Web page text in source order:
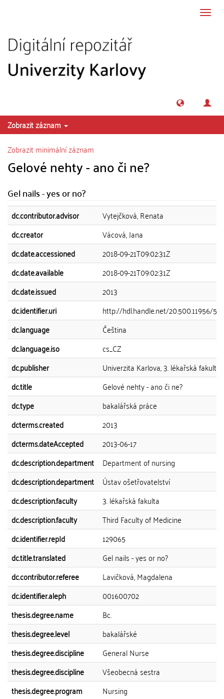
Zobrazit záznam
Zobrazit minimální záznam
Gelové nehty - ano či ne?
Gel nails - yes or no?
dc.contributor.advisor
Vytejčková, Renata
dc.creator
Vácová, Jana
dc.date.accessioned
2018-09-21T09:02:31Z
dc.date.available
2018-09-21T09:02:31Z
dc.date.issued
2013
dc.identifier.uri
http://hdl.handle.net/20.500.11956/
dc.language
Čeština
dc.language.iso
cs_CZ
dc.publisher
Univerzita Karlova, 3. lékařská fakulta
dc.title
Gelové nehty - ano či ne?
dc.type
bakalářská práce
dcterms.created
2013
dcterms.dateAccepted
2013-06-17
dc.description.department
Department of nursing
dc.description.department
Ústav ošetřovatelství
dc.description.faculty
3. lékařská fakulta
dc.description.faculty
Third Faculty of Medicine
dc.identifier.repId
129065
dc.title.translated
Gel nails - yes or no?
dc.contributor.referee
Lavičková, Magdalena
dc.identifier.aleph
001600702
thesis.degree.name
Bc.
thesis.degree.level
bakalářské
thesis.degree.discipline
General Nurse
thesis.degree.discipline
Všeobecná sestra
thesis.degree.program
Nursing